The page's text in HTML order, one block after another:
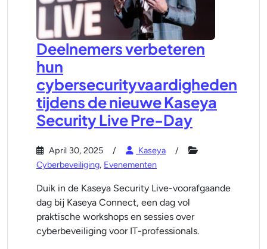
Deelnemers verbeteren
hun
cybersecurityvaardigheden
tijdens de nieuwe Kaseya
Security Live Pre-Day
April 30, 2025
Kaseya
Cyberbeveiliging, Evenementen
Duik in de Kaseya Security Live-voorafgaande
dag bij Kaseya Connect, een dag vol
praktische workshops en sessies over
cyberbeveiliging voor IT-professionals.